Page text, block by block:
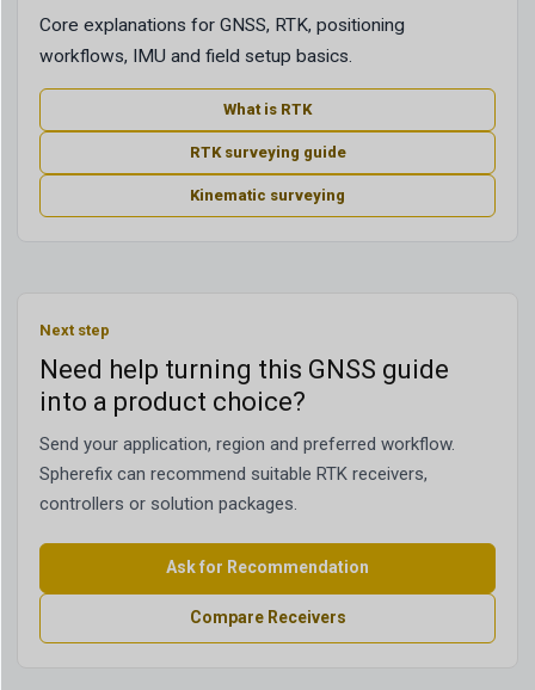
Core explanations for GNSS, RTK, positioning
workflows, IMU and field setup basics.
What is RTK
RTK surveying guide
Kinematic surveying
Next step
Need help turning this GNSS guide
into a product choice?
Send your application, region and preferred workflow.
Spherefix can recommend suitable RTK receivers,
controllers or solution packages.
Ask for Recommendation
Compare Receivers